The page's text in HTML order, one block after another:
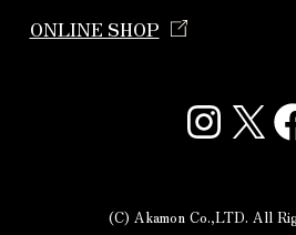
ONLINE SHOP
X
(C) Akamon Co.,LTD. All